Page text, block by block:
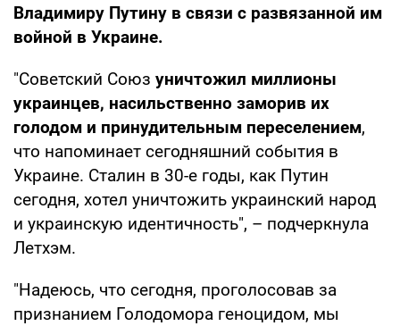
Владимиру Путину в связи с развязанной им
войной в Украине.
"Советский Союз уничтожил миллионы
украинцев, насильственно заморив их
голодом и принудительным переселением,
что напоминает сегодняшний события в
Украине. Сталин в 30-е годы, как Путин
сегодня, хотел уничтожить украинский народ
и украинскую идентичность", – подчеркнула
Летхэм.
"Надеюсь, что сегодня, проголосовав за
признанием Голодомора геноцидом, мы